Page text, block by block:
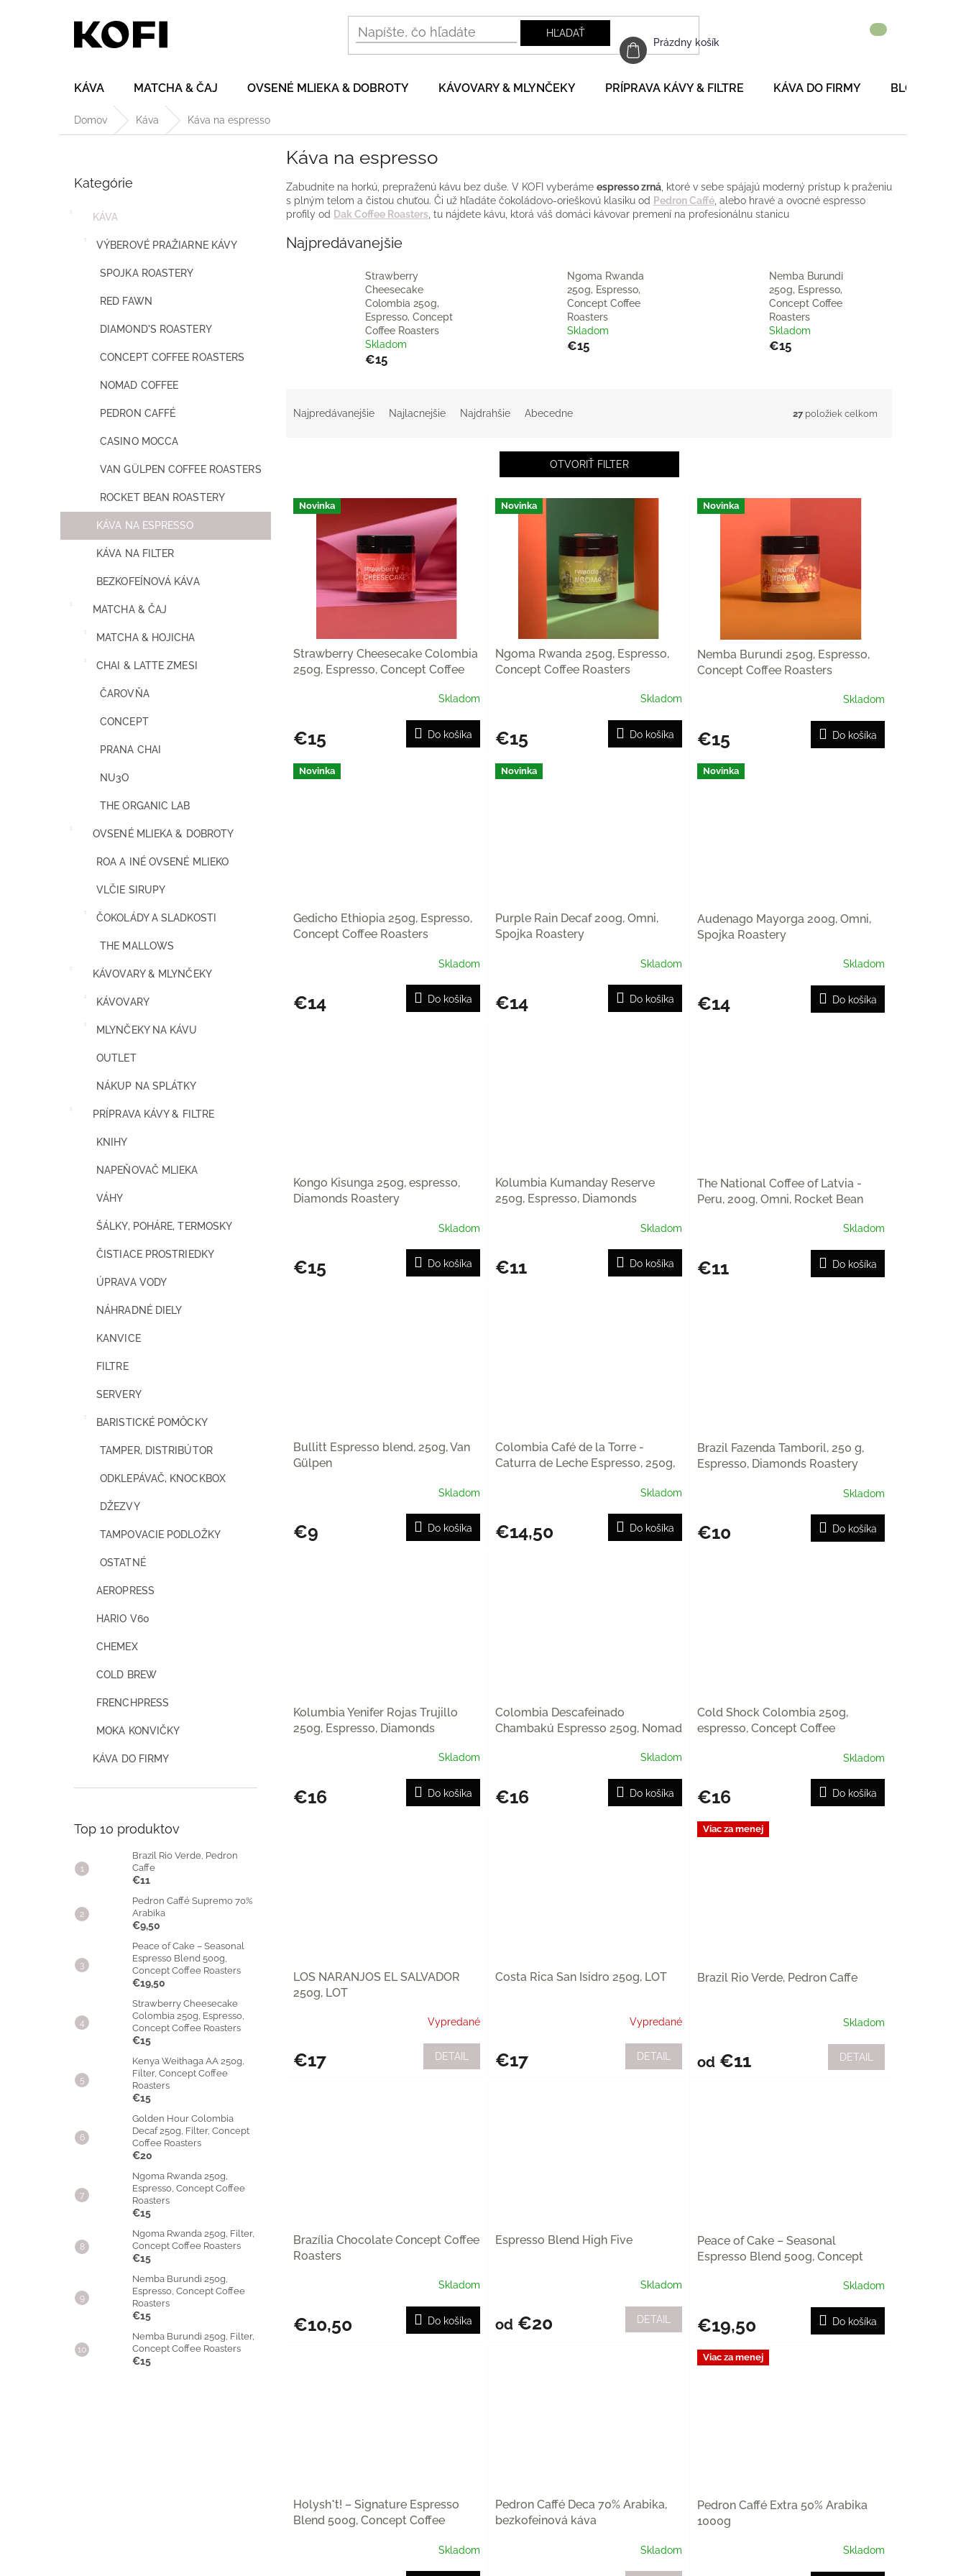
HĽADAŤ
NÁKUPNÝ
KOŠÍK
Prázdny košík
KÁVA MATCHA & ČAJ OVSENÉ MLIEKA & DOBROTY KÁVOVARY & MLYNČEKY PRÍPRAVA KÁVY & FILTRE KÁVA DO FIRMY BLOG
Domov Káva Káva na espresso
kategórie
Kategórie
KÁVA
VÝBEROVÉ PRAŽIARNE KÁVY
SPOJKA ROASTERY
RED FAWN
DIAMOND'S ROASTERY
CONCEPT COFFEE ROASTERS
NOMAD COFFEE
PEDRON CAFFÉ
CASINO MOCCA
VAN GÜLPEN COFFEE ROASTERS
ROCKET BEAN ROASTERY
KÁVA NA ESPRESSO
KÁVA NA FILTER
BEZKOFEÍNOVÁ KÁVA
MATCHA & ČAJ
MATCHA & HOJICHA
CHAI & LATTE ZMESI
ČAROVŇA
CONCEPT
PRANA CHAI
NU3O
THE ORGANIC LAB
OVSENÉ MLIEKA & DOBROTY
ROA A INÉ OVSENÉ MLIEKO
VLČIE SIRUPY
ČOKOLÁDY A SLADKOSTI
THE MALLOWS
KÁVOVARY & MLYNČEKY
KÁVOVARY
MLYNČEKY NA KÁVU
OUTLET
NÁKUP NA SPLÁTKY
PRÍPRAVA KÁVY & FILTRE
KNIHY
NAPEŇOVAČ MLIEKA
VÁHY
ŠÁLKY, POHÁRE, TERMOSKY
ČISTIACE PROSTRIEDKY
ÚPRAVA VODY
NÁHRADNÉ DIELY
KANVICE
FILTRE
SERVERY
BARISTICKÉ POMÔCKY
TAMPER, DISTRIBÚTOR
ODKLEPÁVAČ, KNOCKBOX
DŽEZVY
TAMPOVACIE PODLOŽKY
OSTATNÉ
AEROPRESS
HARIO V60
CHEMEX
COLD BREW
FRENCHPRESS
MOKA KONVIČKY
KÁVA DO FIRMY
Top 10 produktov
Brazil Rio Verde, Pedron
Caffe
€11
Pedron Caffé Supremo 70%
Arabika
€9,50
Peace of Cake – Seasonal
Espresso Blend 500g,
Concept Coffee Roasters
€19,50
Strawberry Cheesecake
Colombia 250g, Espresso,
Concept Coffee Roasters
€15
Kenya Weithaga AA 250g,
Filter, Concept Coffee
Roasters
€15
Golden Hour Colombia
Decaf 250g, Filter, Concept
Coffee Roasters
€20
Ngoma Rwanda 250g,
Espresso, Concept Coffee
Roasters
€15
Ngoma Rwanda 250g, Filter,
Concept Coffee Roasters
€15
Nemba Burundi 250g,
Espresso, Concept Coffee
Roasters
€15
Nemba Burundi 250g, Filter,
Concept Coffee Roasters
€15
Káva na espresso
Zabudnite na horkú, prepraženú kávu bez duše. V KOFI vyberáme espresso zrná , ktoré v sebe spájajú moderný prístup k praženiu
s plným telom a čistou chuťou. Či už hľadáte čokoládovo-orieškovú klasiku od Pedron Caffé , alebo hravé a ovocné espresso
profily od Dak Coffee Roasters , tu nájdete kávu, ktorá váš domáci kávovar premení na profesionálnu stanicu
Najpredávanejšie
Strawberry
Cheesecake
Colombia 250g,
Espresso, Concept
Coffee Roasters
Skladom
€15
Ngoma Rwanda
250g, Espresso,
Concept Coffee
Roasters
Skladom
€15
Nemba Burundi
250g, Espresso,
Concept Coffee
Roasters
Skladom
€15
Najpredávanejšie Najlacnejšie Najdrahšie Abecedne 27 položiek celkom
OTVORIŤ FILTER
V Novinka
Strawberry Cheesecake Colombia
250g, Espresso, Concept Coffee
Skladom
€15 Do košíka
Novinka
Ngoma Rwanda 250g, Espresso,
Concept Coffee Roasters
Skladom
€15 Do košíka
Novinka
Nemba Burundi 250g, Espresso,
Concept Coffee Roasters
Skladom
€15 Do košíka
Novinka
Gedicho Ethiopia 250g, Espresso,
Concept Coffee Roasters
Skladom
€14 Do košíka
Novinka
Purple Rain Decaf 200g, Omni,
Spojka Roastery
Skladom
€14 Do košíka
Novinka
Audenago Mayorga 200g, Omni,
Spojka Roastery
Skladom
€14 Do košíka
Kongo Kisunga 250g, espresso,
Diamonds Roastery
Skladom
€15 Do košíka
Kolumbia Kumanday Reserve
250g, Espresso, Diamonds
Skladom
€11 Do košíka
The National Coffee of Latvia -
Peru, 200g, Omni, Rocket Bean
Skladom
€11 Do košíka
Bullitt Espresso blend, 250g, Van
Gülpen
Skladom
€9 Do košíka
Colombia Café de la Torre -
Caturra de Leche Espresso, 250g,
Skladom
€14,50 Do košíka
Brazil Fazenda Tamboril, 250 g,
Espresso, Diamonds Roastery
Skladom
€10 Do košíka
Kolumbia Yenifer Rojas Trujillo
250g, Espresso, Diamonds
Skladom
€16 Do košíka
Colombia Descafeinado
Chambakú Espresso 250g, Nomad
Skladom
€16 Do košíka
Cold Shock Colombia 250g,
espresso, Concept Coffee
Skladom
€16 Do košíka
LOS NARANJOS EL SALVADOR
250g, LOT
Vypredané
€17 DETAIL
Costa Rica San Isidro 250g, LOT
Vypredané
€17 DETAIL
Viac za menej
Brazil Rio Verde, Pedron Caffe
Skladom
od €11 DETAIL
Brazília Chocolate Concept Coffee
Roasters
Skladom
€10,50 Do košíka
Espresso Blend High Five
Skladom
od €20 DETAIL
Peace of Cake – Seasonal
Espresso Blend 500g, Concept
Skladom
€19,50 Do košíka
Holysh*t! – Signature Espresso
Blend 500g, Concept Coffee
Skladom
Pedron Caffé Deca 70% Arabika,
bezkofeinová káva
Skladom
Viac za menej
Pedron Caffé Extra 50% Arabika
1000g
Skladom